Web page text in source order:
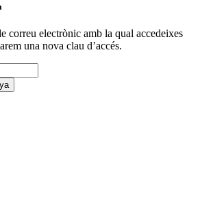
correu electrònic amb la qual accedeixes
una nova clau d’accés.